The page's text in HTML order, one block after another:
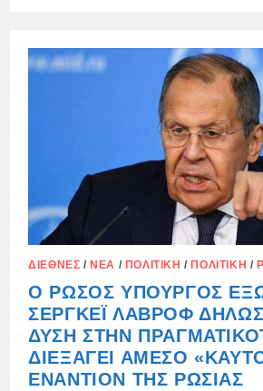
ΚΑΙ
ΤΟΥ
RUBIO
ΉΤΑΝ
ΜΙΑ
ΠΡΟΣ
ΤΗ
ΔΎΣΗ
ΔΙΕΘΝΈΣ / ΝΈΑ / ΠΟΛΙΤΙΚΉ / ΠΟΛΙΤΙΚΉ /
Ο ΡΏΣΟΣ ΥΠΟΥΡΓΌΣ
ΣΕΡΓΚΈΙ ΛΆΒΡΟΦ
ΔΎΣΗ ΣΤΗΝ
ΔΙΕΞΆΓΕΙ ΆΜΕΣΟ
ΕΝΑΝΤΊΟΝ ΤΗΣ ΡΩΣΊΑΣ